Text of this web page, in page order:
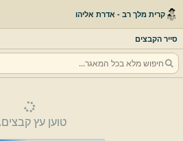
קרית מלך רב - אדרת אליהו
סייר הקבצים
טוען עץ